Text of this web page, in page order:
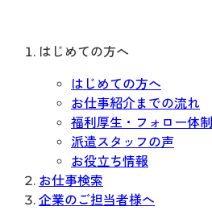
はじめての方へ
はじめての方へ
お仕事紹介までの流れ
福利厚生・フォロー体制
派遣スタッフの声
お役立ち情報
お仕事検索
企業のご担当者様へ